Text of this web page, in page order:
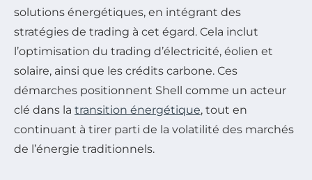
solutions énergétiques, en intégrant des
stratégies de trading à cet égard. Cela inclut
l’optimisation du trading d’électricité, éolien et
solaire, ainsi que les crédits carbone. Ces
démarches positionnent Shell comme un acteur
clé dans la transition énergétique, tout en
continuant à tirer parti de la volatilité des marchés
de l’énergie traditionnels.